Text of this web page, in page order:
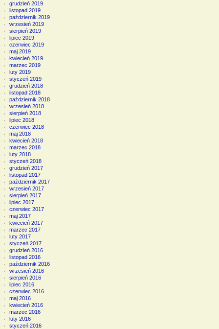
grudzień 2019
listopad 2019
październik 2019
wrzesień 2019
sierpień 2019
lipiec 2019
czerwiec 2019
maj 2019
kwiecień 2019
marzec 2019
luty 2019
styczeń 2019
grudzień 2018
listopad 2018
październik 2018
wrzesień 2018
sierpień 2018
lipiec 2018
czerwiec 2018
maj 2018
kwiecień 2018
marzec 2018
luty 2018
styczeń 2018
grudzień 2017
listopad 2017
październik 2017
wrzesień 2017
sierpień 2017
lipiec 2017
czerwiec 2017
maj 2017
kwiecień 2017
marzec 2017
luty 2017
styczeń 2017
grudzień 2016
listopad 2016
październik 2016
wrzesień 2016
sierpień 2016
lipiec 2016
czerwiec 2016
maj 2016
kwiecień 2016
marzec 2016
luty 2016
styczeń 2016